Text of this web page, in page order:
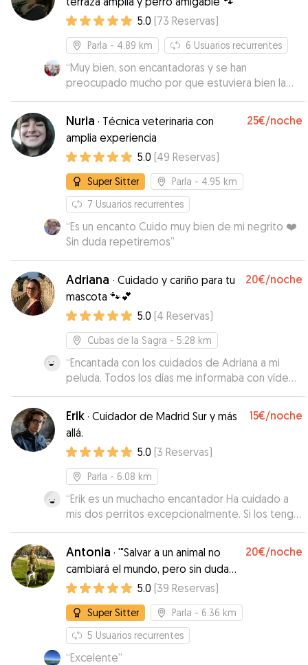
5.0 (73 Reservas)
Parla - 4.89 km 6 Usuarios recurrentes
“Muy bien, son encantadoras y se han
preocupado mucho por que estuviera bien la
perra.”
Nuria · Técnica veterinaria con
amplia experiencia
25€/noche
5.0 (49 Reservas)
Super Sitter Parla - 4.95 km
7 Usuarios recurrentes
“Es un encanto Cuido muy bien de mi negrito ❤️
Sin duda repetiremos”
Adriana · Cuidado y cariño para tu
mascota 🐾💕
20€/noche
5.0 (4 Reservas)
Cubas de la Sagra - 5.28 km
“Encantada con los cuidados de Adriana a mi
peluda. Todos los días me informaba con vídeos
y fotos del cuidado de Irati, así he podido estar
tranquila...hemos ido a por ella y estaba
cepillada y cuidada. Con seguridad repetiremos.
Gracias!
Erik · Cuidador de Madrid Sur y más
allá.
15€/noche
5.0 (3 Reservas)
Parla - 6.08 km
“Erik es un muchacho encantador Ha cuidado a
mis dos perritos excepcionalmente. Si los tengo
que volver a dejar no dudaré en volvérselos a
dejar. Los perritos han estado como en casa
Recomendable 100% Gracias Erik
Antonia · '"Salvar a un animal no
cambiará el mundo, pero sin duda
alguna, el mundo cambiará para él."
20€/noche
5.0 (39 Reservas)
Super Sitter Parla - 6.36 km
5 Usuarios recurrentes
“Excelente”